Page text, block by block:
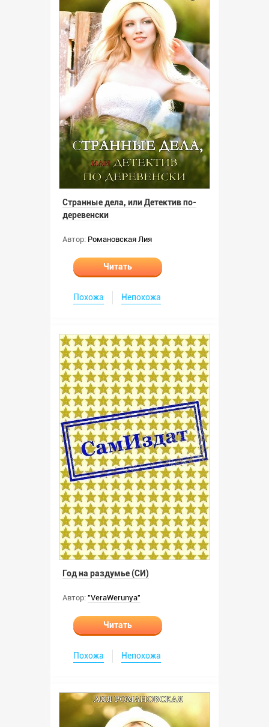
Странные дела, или Детектив по-
деревенски
Автор: Романовская Лия
Читать
Похожа Непохожа
Год на раздумье (СИ)
Автор: "VeraWerunya"
Читать
Похожа Непохожа